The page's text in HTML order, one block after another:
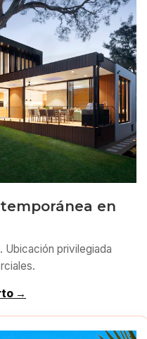
en
Ubicación privilegiada
→